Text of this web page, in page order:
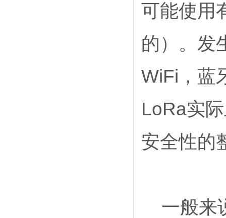
可能使用
的）。发
WiFi ，蓝
LoRa实
安全性的
一般来